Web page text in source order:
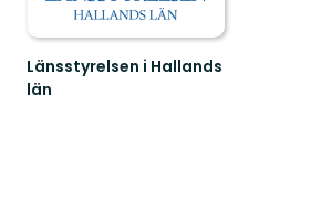
Länsstyrelsen i Hallands
län